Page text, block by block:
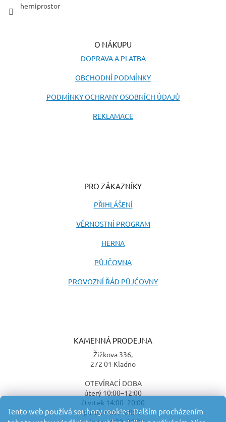
Tento web používá soubory cookies. Dalším procházením
herniprostor
O NÁKUPU
DOPRAVA A PLATBA
OBCHODNÍ PODMÍNKY
PODMÍNKY OCHRANY OSOBNÍCH ÚDAJŮ
REKLAMACE
PRO ZÁKAZNÍKY
PŘIHLÁŠENÍ
VĚRNOSTNÍ PROGRAM
HERNA
PŮJČOVNA
PROVOZNÍ ŘÁD PŮJČOVNY
KAMENNÁ PRODEJNA
Žižkova 336,
272 01 Kladno
OTEVÍRACÍ DOBA
úterý 10:00–12:00
čtvrtek 14:00–20:00
pátek 14:00–20:00